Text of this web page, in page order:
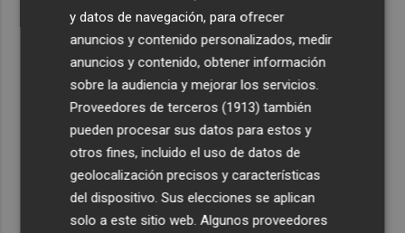
y datos de navegación, para ofrecer
anuncios y contenido personalizados, medir
anuncios y contenido, obtener información
sobre la audiencia y mejorar los servicios.
Proveedores de terceros (1913) también
pueden procesar sus datos para estos y
otros fines, incluido el uso de datos de
geolocalización precisos y características
del dispositivo. Sus elecciones se aplican
solo a este sitio web. Algunos proveedores